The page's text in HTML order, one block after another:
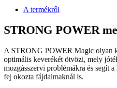
A termékről
STRONG POWER
A STRONG POWER Magic olyan
optimális keverékét ötvözi, mely
mozgásszervi problémákra és segít
fej okozta fájdalmaknál is.